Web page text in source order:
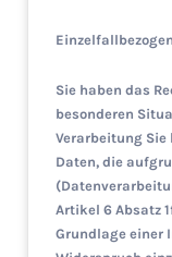
Sie haben das
besonderen
Verarbeitung Sie
Daten, die
Artikel 6 Absatz
Grundlage einer